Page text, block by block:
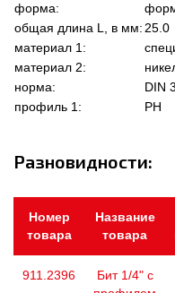
форма:
общая длина L, в мм: 25.0
материал 1:
материал 2:
норма:
DIN
профиль 1:
PH
Разновидности:
Номер
товара
Название
товара
911.2396
Бит 1/4" с